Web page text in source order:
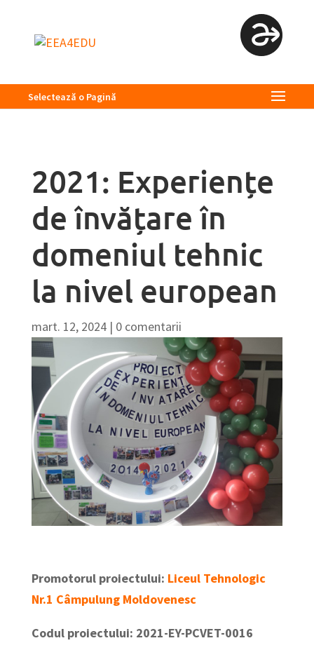
Selectează o Pagină
2021: Experiențe
de învățare în
domeniul tehnic
la nivel european
mart. 12, 2024| 0 comentarii
Promotorul proiectului: Liceul Tehnologic
Nr.1 Câmpulung Moldovenesc
Codul proiectului: 2021-EY-PCVET-0016